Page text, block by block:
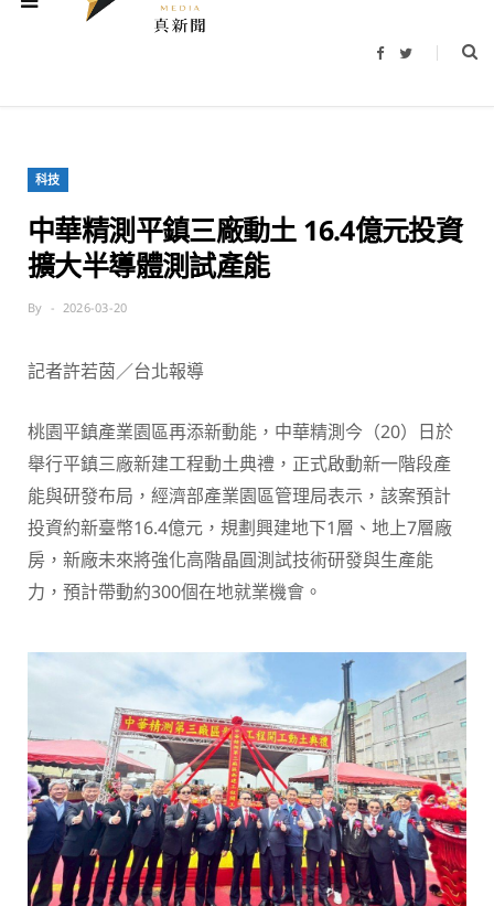
F
b
T
t
科技
中華精測平鎮三廠動土 16.4億元投資
擴大半導體測試產能
By 2026-03-20
記者許若茵／台北報導
桃園平鎮產業園區再添新動能，中華精測今（20）日於
舉行平鎮三廠新建工程動土典禮，正式啟動新一階段產
能與研發布局，經濟部產業園區管理局表示，該案預計
投資約新臺幣16.4億元，規劃興建地下1層、地上7層廠
房，新廠未來將強化高階晶圓測試技術研發與生產能
力，預計帶動約300個在地就業機會。